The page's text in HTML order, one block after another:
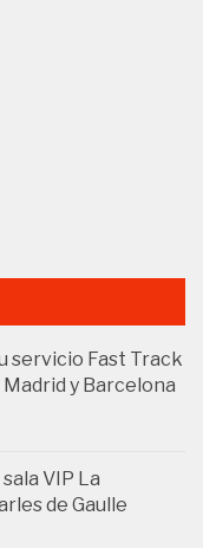
servicio Fast Track
y Barcelona
VIP La
de Gaulle